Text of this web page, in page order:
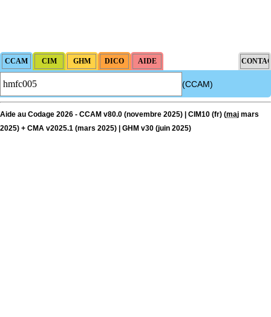
(CCAM)
Aide au Codage 2026 - CCAM v80.0 (novembre 2025) | CIM10 (fr) (maj mars
2025) + CMA v2025.1 (mars 2025) | GHM v30 (juin 2025)